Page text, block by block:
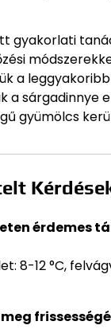
gyakorlati
a
a sárgadinnye
gyümölcs
érdemes
8-12 °C,
meg